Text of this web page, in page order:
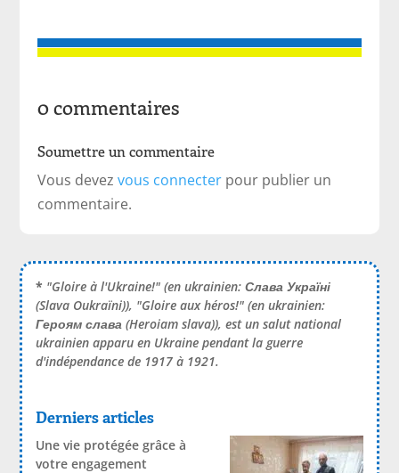
0 commentaires
Soumettre un commentaire
Vous devezvous connecter pour publier un
commentaire.
* "Gloire à l'Ukraine!" (en ukrainien:Слава Україні
(Slava Oukraïni)), "Gloire aux héros!" (en ukrainien:
Героям слава (Heroiam slava)), est un salut national
ukrainien apparu en Ukraine pendant la guerre
d'indépendance de 1917 à 1921.
Derniers articles
Une vie protégée grâce à
votre engagement